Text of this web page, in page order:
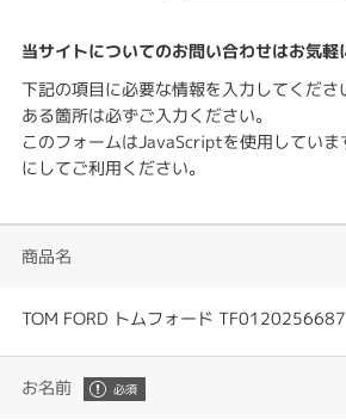
当サイトについてのお問い合わせはお気軽
下記の項目に必要な情報を入力してくだ
ある箇所は必ずご入力ください。
このフォームはJavaScriptを使用してい
にしてご利用ください。
商品名
TOM FORD トムフォード TF0120256687
お名前